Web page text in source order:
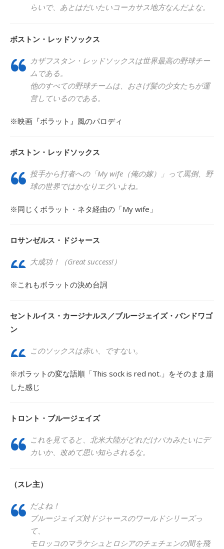
らいで、あとはだいたいコーカサス地方なんだよな。
ボストン・レッドソックス
カザフスタン・レッドソックスは世界最高の野球チー
ムである。
他のすべての野球チームは、おさげ髪の少女たちが運
営しているのである。
※映画『ボラット』風のパロディ
ボストン・レッドソックス
投手から打者への「My wife（俺の嫁）」って罵倒、野
球の世界ではかなりエグいよね。
※同じくボラット・ネタ経由の「My wife」
ロサンゼルス・ドジャース
大成功！（Great success!）
※これもボラットの決め台詞
セントルイス・カージナルス／ブルージェイズ・バンドワゴ
ン
このソックスは赤い、ですない。
※ボラットの変な語順「This sock is red not.」をそのまま崩
した感じ
トロント・ブルージェイズ
これを見てると、北米大陸がどれだけバカみたいにデ
カいか、改めて思い知らされるな。
（スレ主）
だよね！
ブルージェイズ対ドジャースのワールドシリーズっ
て、
モロッコのマラケシュとロシアのチェチェンの間を飛